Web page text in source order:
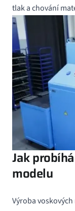
tlak a chování
Jak
modelu
Výroba